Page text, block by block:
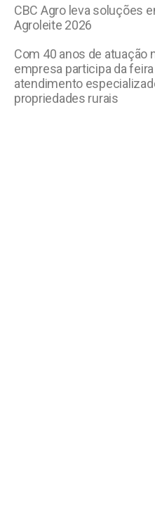
CBC Agro leva soluções
Agroleite 2026
Com 40 anos de atuação
empresa participa da
atendimento
propriedades rurais